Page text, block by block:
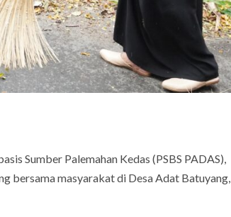
Sumber Palemahan Kedas (PSBS PADAS),
bersama masyarakat di Desa Adat Batuyang,